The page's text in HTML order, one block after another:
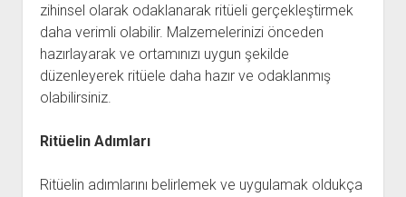
zihinsel olarak odaklanarak ritüeli gerçekleştirmek
daha verimli olabilir. Malzemelerinizi önceden
hazırlayarak ve ortamınızı uygun şekilde
düzenleyerek ritüele daha hazır ve odaklanmış
olabilirsiniz.
Ritüelin Adımları
Ritüelin adımlarını belirlemek ve uygulamak oldukça